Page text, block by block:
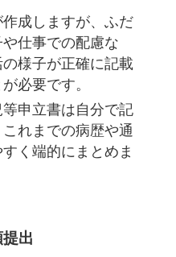
成しますが、ふだ
仕事での配慮な
様子が正確に記載
必要です。
申立書は自分で記
れまでの病歴や通
く端的にまとめま
出